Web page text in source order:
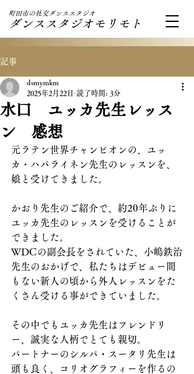
町田市の社交ダンススタジオ
ダンススタジオモリモト
記事
水口 ユッカ先生レッス
ン 感想
dsmymkm
2025年2月22日 読了時間: 3分
元ラテン世界チャンピオンの、ユッ
カ・ハパライネン先生のレッスンを、
娘と受けてきました。
かおり先生のご紹介で、約20年ぶりに
ユッカ先生のレッスンを受けることが
できました。
WDCの副会長をされていた、小嶋鉄治
先生のおかげで、私たちはデビュー間
もない新人の頃から外人レッスンをた
くさん受ける事ができていました。
その中でもユッカ先生はフレンドリ
ー、誠実な人柄でとても親切。
パートナーのシルパ・スータリ先生は
頭も良く、コリオグラフィーを作るの